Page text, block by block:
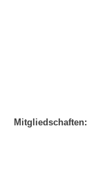
Mitgliedschaften: